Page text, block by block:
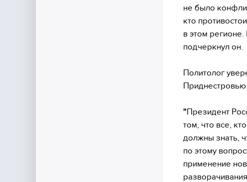
не было
кто
в этом регионе.
подчеркнул он.
Политолог
Приднестровью.
"Президент
том, что все,
должны знать,
по этому
применение